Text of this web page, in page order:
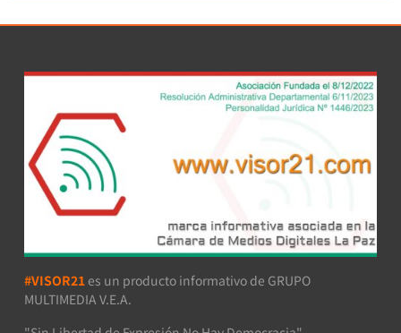
#VISOR21 es un producto informativo de GRUPO
MULTIMEDIA V.E.A.